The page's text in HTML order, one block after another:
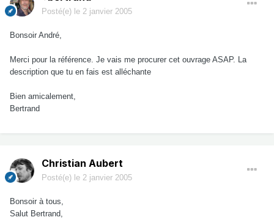
Posté(e) le 2 janvier 2005
Bonsoir André,
Merci pour la référence. Je vais me procurer cet ouvrage ASAP. La
description que tu en fais est alléchante
Bien amicalement,
Bertrand
Christian Aubert
Posté(e) le 2 janvier 2005
Bonsoir à tous,
Salut Bertrand,